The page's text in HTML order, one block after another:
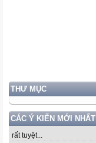
THƯ MỤC
CÁC Ý KIẾN MỚI NHẤT
rất tuyệt...